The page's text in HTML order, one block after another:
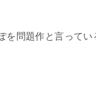
を問題作と言ってい